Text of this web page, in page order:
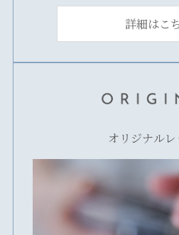
詳細はこ
オリジナル